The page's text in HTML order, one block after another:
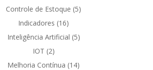
Controle de Estoque (5)
Indicadores (16)
Inteligência Artificial (5)
IOT (2)
Melhoria Contínua (14)